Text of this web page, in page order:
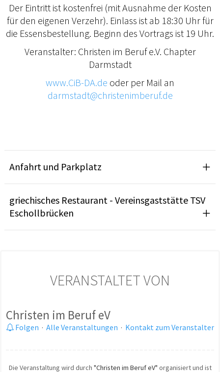
Der Eintritt ist kostenfrei (mit Ausnahme der Kosten
für den eigenen Verzehr). Einlass ist ab 18:30 Uhr für
die Essensbestellung. Beginn des Vortrags ist 19 Uhr.
Veranstalter: Christen im Beruf e.V. Chapter
Darmstadt
www.CiB-DA.de oder per Mail an
darmstadt@christenimberuf.de
Anfahrt und Parkplatz
griechisches Restaurant - Vereinsgaststätte TSV
Eschollbrücken
VERANSTALTET VON
Christen im Beruf eV
Folgen · Alle Veranstaltungen · Kontakt zum Veranstalter
Die Veranstaltung wird durch "Christen im Beruf eV" organisiert und ist